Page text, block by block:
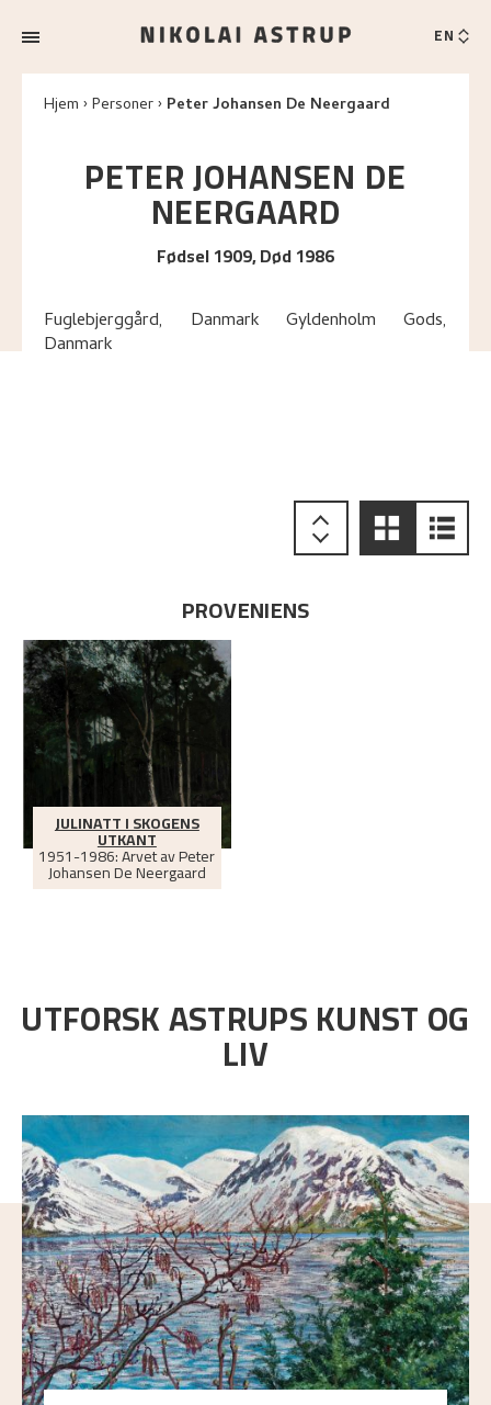
EN
Hjem Personer Peter Johansen De Neergaard
PETER JOHANSEN DE
NEERGAARD
Fødsel 1909, Død 1986
Fuglebjerggård, Danmark Gyldenholm Gods,
Danmark
PROVENIENS
JULINATT I SKOGENS
UTKANT
1951-1986: Arvet av Peter
Johansen De Neergaard
UTFORSK ASTRUPS KUNST OG
LIV